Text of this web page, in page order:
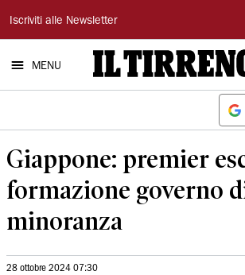
Il
Tirreno
Iscriviti alle Newsletter
MENU
Giappone: premier
formazione governo
minoranza
28 ottobre 2024 07:30